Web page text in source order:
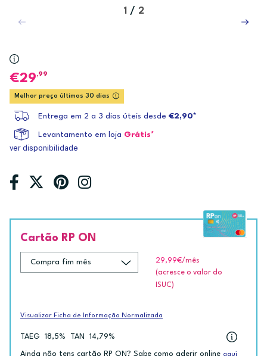
1 / 2
29,99
Melhor preço últimos 30 dias
Entrega em 2 a 3 dias úteis desde €2,90*
Levantamento em loja Grátis*
ver disponibilidade
Cartão RP ON
29,99€/mês
(acresce o valor do
ISUC)
Visualizar Ficha de Informação Normalizada
TAEG 18,5% TAN 14,79%
Ainda não tens cartão RP ON? Sabe como aderir online aqui